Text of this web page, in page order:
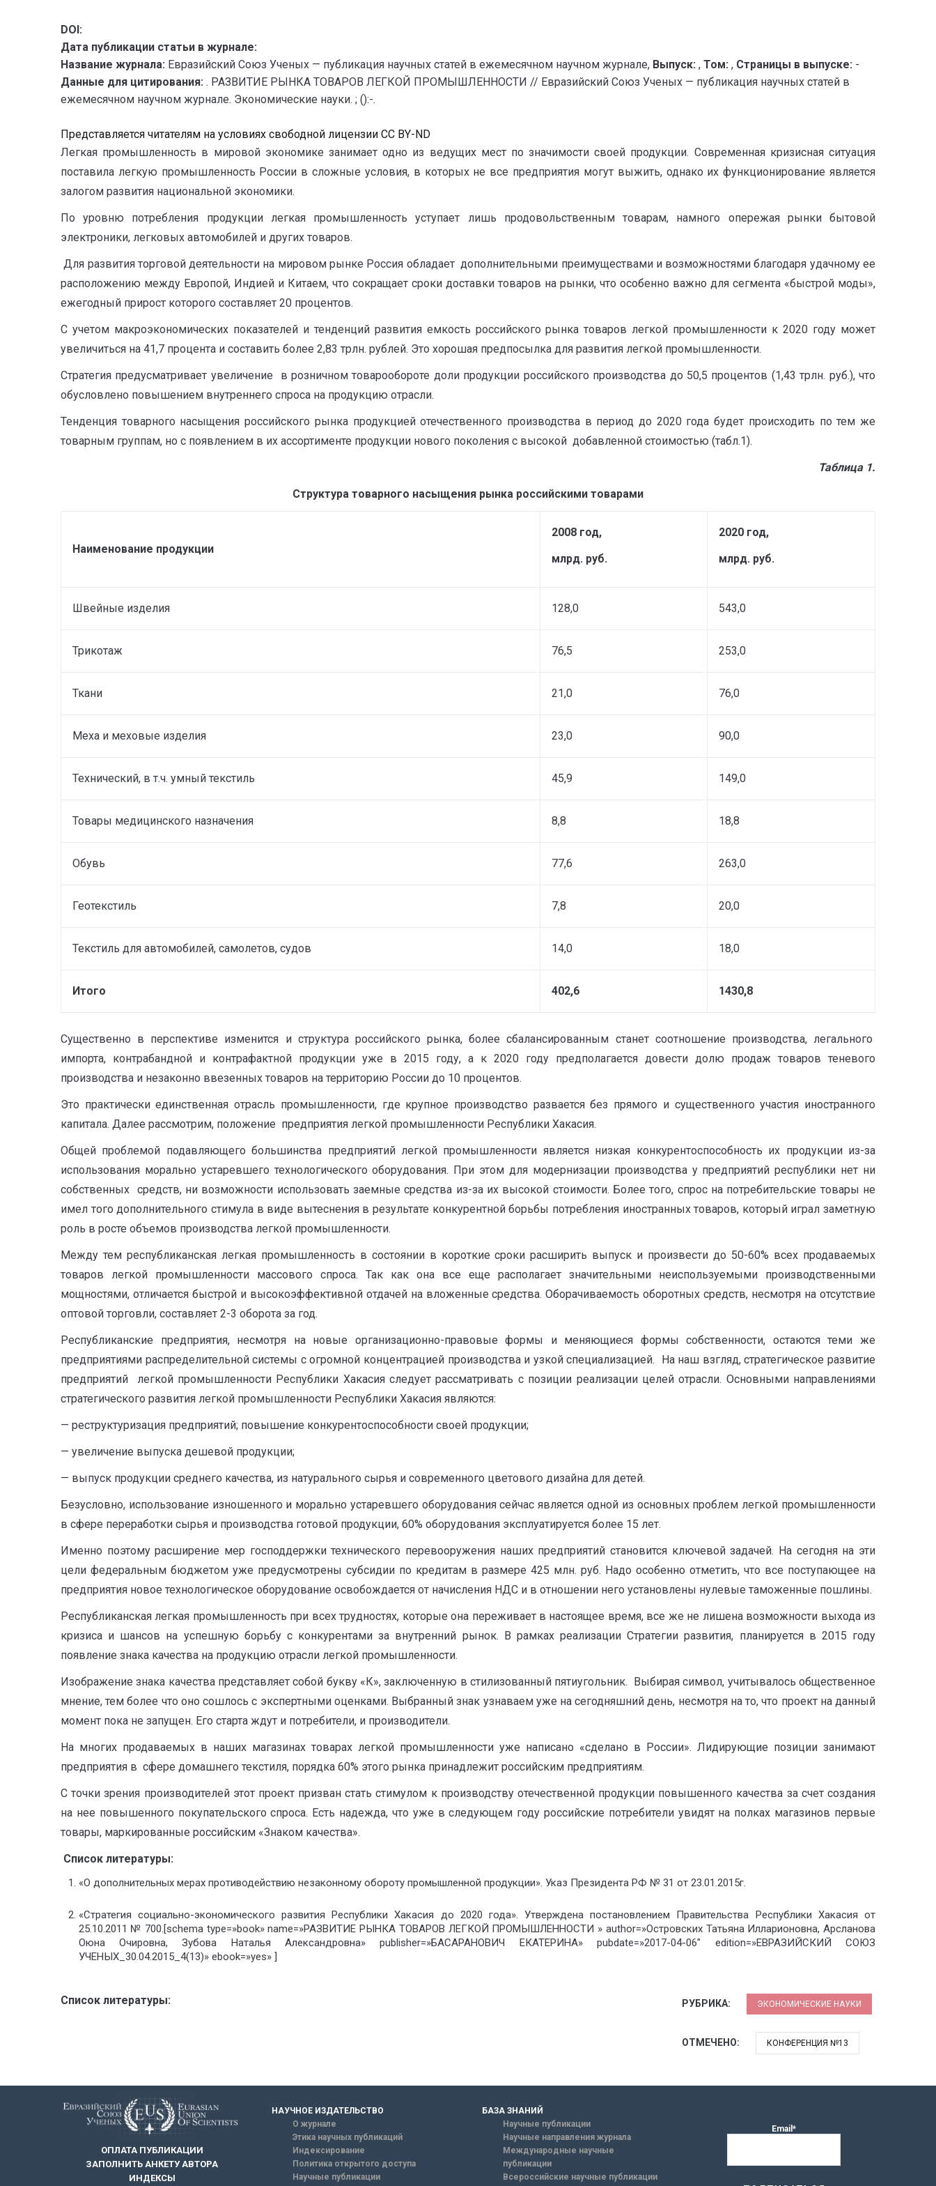
DOI:
Дата публикации статьи в журнале:
Название журнала: Евразийский Союз Ученых — публикация научных статей в ежемесячном научном журнале, Выпуск: , Том: , Страницы в выпуске: -
Данные для цитирования: . РАЗВИТИЕ РЫНКА ТОВАРОВ ЛЕГКОЙ ПРОМЫШЛЕННОСТИ // Евразийский Союз Ученых — публикация научных статей в
ежемесячном научном журнале. Экономические науки. ; ():-.
Представляется читателям на условиях свободной лицензии CC BY-ND
Легкая промышленность в мировой экономике занимает одно из ведущих мест по значимости своей продукции. Современная кризисная ситуация
поставила легкую промышленность России в сложные условия, в которых не все предприятия могут выжить, однако их функционирование является
залогом развития национальной экономики.
По уровню потребления продукции легкая промышленность уступает лишь продовольственным товарам, намного опережая рынки бытовой
электроники, легковых автомобилей и других товаров.
Для развития торговой деятельности на мировом рынке Россия обладает дополнительными преимуществами и возможностями благодаря удачному ее
расположению между Европой, Индией и Китаем, что сокращает сроки доставки товаров на рынки, что особенно важно для сегмента «быстрой моды»,
ежегодный прирост которого составляет 20 процентов.
С учетом макроэкономических показателей и тенденций развития емкость российского рынка товаров легкой промышленности к 2020 году может
увеличиться на 41,7 процента и составить более 2,83 трлн. рублей. Это хорошая предпосылка для развития легкой промышленности.
Стратегия предусматривает увеличение в розничном товарообороте доли продукции российского производства до 50,5 процентов (1,43 трлн. руб.), что
обусловлено повышением внутреннего спроса на продукцию отрасли.
Тенденция товарного насыщения российского рынка продукцией отечественного производства в период до 2020 года будет происходить по тем же
товарным группам, но с появлением в их ассортименте продукции нового поколения с высокой добавленной стоимостью (табл.1).
Таблица 1.
Структура товарного насыщения рынка российскими товарами
Наименование продукции
2008 год,
млрд. руб.
2020 год,
млрд. руб.
Швейные изделия 128,0 543,0
Трикотаж 76,5 253,0
Ткани 21,0 76,0
Меха и меховые изделия 23,0 90,0
Технический, в т.ч. умный текстиль 45,9 149,0
Товары медицинского назначения 8,8 18,8
Обувь 77,6 263,0
Геотекстиль 7,8 20,0
Текстиль для автомобилей, самолетов, судов 14,0 18,0
Итого 402,6 1430,8
Существенно в перспективе изменится и структура российского рынка, более сбалансированным станет соотношение производства, легального
импорта, контрабандной и контрафактной продукции уже в 2015 году, а к 2020 году предполагается довести долю продаж товаров теневого
производства и незаконно ввезенных товаров на территорию России до 10 процентов.
Это практически единственная отрасль промышленности, где крупное производство развается без прямого и существенного участия иностранного
капитала. Далее рассмотрим, положение предприятия легкой промышленности Республики Хакасия.
Общей проблемой подавляющего большинства предприятий легкой промышленности является низкая конкурентоспособность их продукции из-за
использования морально устаревшего технологического оборудования. При этом для модернизации производства у предприятий республики нет ни
собственных средств, ни возможности использовать заемные средства из-за их высокой стоимости. Более того, спрос на потребительские товары не
имел того дополнительного стимула в виде вытеснения в результате конкурентной борьбы потребления иностранных товаров, который играл заметную
роль в росте объемов производства легкой промышленности.
Между тем республиканская легкая промышленность в состоянии в короткие сроки расширить выпуск и произ­вести до 50-60% всех продаваемых
товаров легкой про­мышленности массового спроса. Так как она все еще располагает значительными неиспользуемыми производственными
мощностями, отличается быстрой и высокоэффективной отда­чей на вложенные средства. Оборачиваемость оборотных средств, несмотря на отсутствие
оптовой торговли, состав­ляет 2-3 оборота за год.
Республиканские предприятия, несмотря на новые организационно-правовые формы и меняющиеся формы собственности, остаются теми же
предприятиями распределительной системы с огромной концентрацией производства и уз­кой специализацией. На наш взгляд, стратегическое развитие
предприятий легкой промышленности Республики Хакасия следует рассматривать с позиции реализации целей отрасли. Основными направлениями
стратегического развития легкой промышленности Республики Хакасия являются:
— реструктуризация предприятий; повышение конкурентоспособности своей продукции;
— увеличение выпуска дешевой продукции;
— выпуск продукции среднего качества, из натурального сырья и современного цветового дизайна для детей.
Безусловно, использование изношенного и морально устаревшего оборудования сейчас является одной из основных проблем легкой промышленности
в сфере переработки сырья и производства готовой продукции, 60% оборудования эксплуатируется более 15 лет.
Именно поэтому расширение мер господдержки технического перевооружения наших предприятий становится ключевой задачей. На сегодня на эти
цели федеральным бюджетом уже предусмотрены субсидии по кредитам в размере 425 млн. руб. Надо особенно отметить, что все поступающее на
предприятия новое технологическое оборудование освобождается от начисления НДС и в отношении него установлены нулевые таможенные пошлины.
Республиканская легкая промышленность при всех трудностях, которые она переживает в настоящее время, все же не лишена возможности выхода из
кризиса и шансов на успешную борьбу с конкурентами за внутренний рынок. В рамках реализации Стратегии развития, планируется в 2015 году
появление знака качества на продукцию отрасли легкой промышленности.
Изображение знака качества представляет собой букву «К», заключенную в стилизованный пятиугольник. Выбирая символ, учитывалось общественное
мнение, тем более что оно сошлось с экспертными оценками. Выбранный знак узнаваем уже на сегодняшний день, несмотря на то, что проект на данный
момент пока не запущен. Его старта ждут и потребители, и производители.
На многих продаваемых в наших магазинах товарах легкой промышленности уже написано «сделано в России». Лидирующие позиции занимают
предприятия в сфере домашнего текстиля, порядка 60% этого рынка принадлежит российским предприятиям.
С точки зрения производителей этот проект призван стать стимулом к производству отечественной продукции повышенного качества за счет создания
на нее повышенного покупательского спроса. Есть надежда, что уже в следующем году российские потребители увидят на полках магазинов первые
товары, маркированные российским «Знаком качества».
Список литературы:
«О дополнительных мерах противодействию незаконному обороту промышленной продукции». Указ Президента РФ № 31 от 23.01.2015г.
«Стратегия социально-экономического развития Республики Хакасия до 2020 года». Утверждена постановлением Правительства Республики Хакасия от
25.10.2011 № 700.[schema type=»book» name=»РАЗВИТИЕ РЫНКА ТОВАРОВ ЛЕГКОЙ ПРОМЫШЛЕННОСТИ » author=»Островских Татьяна Илларионовна, Арсланова
Оюна Очировна, Зубова Наталья Александровна» publisher=»БАСАРАНОВИЧ ЕКАТЕРИНА» pubdate=»2017-04-06″ edition=»ЕВРАЗИЙСКИЙ СОЮЗ
УЧЕНЫХ_30.04.2015_4(13)» ebook=»yes» ]
Список литературы: РУБРИКА: ЭКОНОМИЧЕСКИЕ НАУКИ
ОТМЕЧЕНО: КОНФЕРЕНЦИЯ №13
ОПЛАТА ПУБЛИКАЦИИ
ЗАПОЛНИТЬ АНКЕТУ АВТОРА
ИНДЕКСЫ
НАУЧНОЕ ИЗДАТЕЛЬСТВО
О журнале
Этика научных публикаций
Индексирование
Политика открытого доступа
Научные публикации
БАЗА ЗНАНИЙ
Научные публикации
Научные направления журнала
Международные научные
публикации
Всероссийские научные публикации
Email*